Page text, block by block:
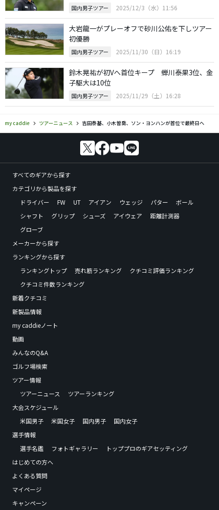
国内男子ツアー 2025/12/3（水）11:56
大岩龍一がプレーオフで砂川公佑を下しツアー
初優勝
国内男子ツアー 2025/11/30（日）16:19
鈴木晃祐が初Vへ首位キープ 蝉川泰果3位、金
子駆大は10位
国内男子ツアー 2025/11/29（土）16:28
my caddie ツアーニュース 吉田泰基、小木曽喬、ソン・ヨンハンが首位で最終日へ
すべてのギアから探す
カテゴリから製品を探す
ドライバー
FW UT アイアン ウェッジ パター
ボール
シャフト
グリップ シューズ アイウェア
距離計測器
グローブ
メーカーから探す
ランキングから探す
ランキングトップ
売れ筋ランキング
クチコミ評価ランキング
クチコミ件数ランキング
新着クチコミ
新製品情報
my caddieノート
動画
みんなのQ&A
ゴルフ場検索
ツアー情報
ツアーニュース
ツアーランキング
大会スケジュール
米国男子
米国女子 国内男子
国内女子
選手情報
選手名鑑
フォトギャラリー
トッププロのギアセッティング
はじめての方へ
よくある質問
マイページ
キャンペーン